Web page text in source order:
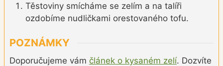
Těstoviny smícháme se zelím a na talíři
ozdobíme nudličkami orestovaného tofu.
POZNÁMKY
Doporučujeme vám článek o kysaném zelí. Dozvíte